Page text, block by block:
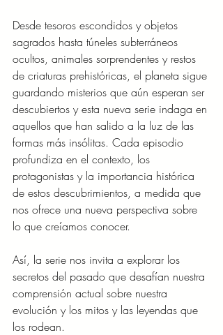
Desde tesoros escondidos y objetos
sagrados hasta túneles subterráneos
ocultos, animales sorprendentes y restos
de criaturas prehistóricas, el planeta sigue
guardando misterios que aún esperan ser
descubiertos y esta nueva serie indaga en
aquellos que han salido a la luz de las
formas más insólitas. Cada episodio
profundiza en el contexto, los
protagonistas y la importancia histórica
de estos descubrimientos, a medida que
nos ofrece una nueva perspectiva sobre
lo que creíamos conocer.
Así, la serie nos invita a explorar los
secretos del pasado que desafían nuestra
comprensión actual sobre nuestra
evolución y los mitos y las leyendas que
los rodean.